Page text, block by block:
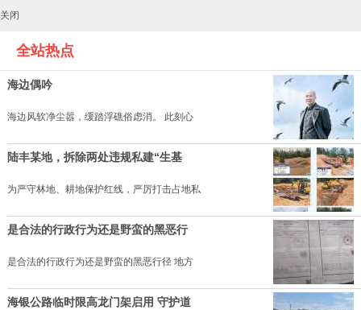
关闭
全站热点
海边偶吟
海边风软净尘嚣，缓踏浮礁俗虑消。 此刻心
陆丰某地，拆除两处违规私建“生基
为严守林地、耕地保护红线，严厉打击占地私
是合法的行政行为还是野蛮的黑恶行
是合法的行政行为还是野蛮的黑恶行径 地方
海银公路临时限高龙门架启用 守护道